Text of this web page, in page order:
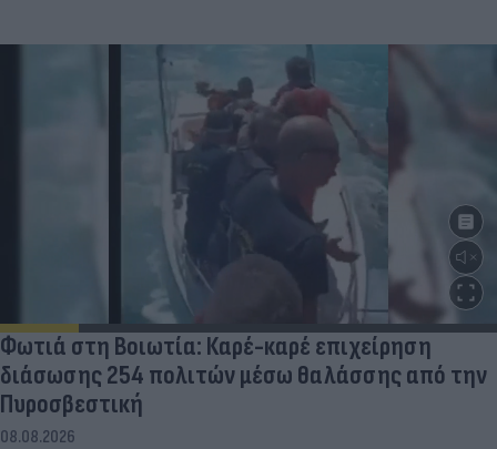
Φωτιά στη Βοιωτία: Καρέ-καρέ επιχείρηση
διάσωσης 254 πολιτών μέσω θαλάσσης από την
Πυροσβεστική
08.08.2026